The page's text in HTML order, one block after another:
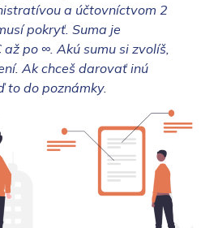
a účtovníctvom 2
pokryť. Suma je
po ∞. Akú sumu si zvolíš,
Ak chceš darovať inú
to do poznámky.